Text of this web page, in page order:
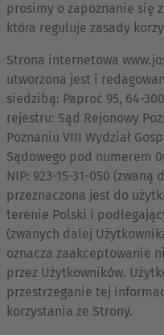
prosimy o zapoznanie się
która reguluje zasady
Strona internetowa
utworzona jest i
siedzibą: Paproć 95, 64-
rejestru: Sąd Rejonowy
Poznaniu VIII Wydział
Sądowego pod numerem
NIP: 923-15-31-050
przeznaczona jest do
terenie Polski i
(zwanych dalej
oznacza zaakceptowanie
przez Użytkowników.
przestrzeganie tej
korzystania ze Strony.